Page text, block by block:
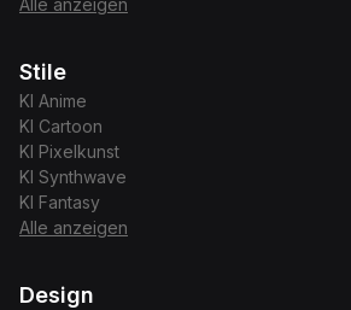
Alle anzeigen
Stile
KI Anime
KI Cartoon
KI Pixelkunst
KI Synthwave
KI Fantasy
Alle anzeigen
Design